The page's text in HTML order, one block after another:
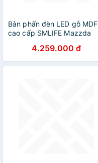
Bàn phấn đèn LED gỗ MDF
cao cấp SMLIFE Mazzda
4.259.000 đ